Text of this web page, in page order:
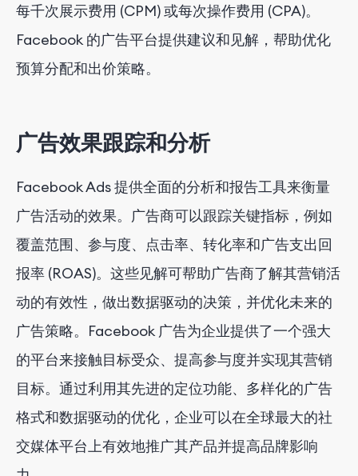
每千次展示费用 (CPM) 或每次操作费用 (CPA)。
Facebook 的广告平台提供建议和见解，帮助优化
预算分配和出价策略。
广告效果跟踪和分析
Facebook Ads 提供全面的分析和报告工具来衡量
广告活动的效果。广告商可以跟踪关键指标，例如
覆盖范围、参与度、点击率、转化率和广告支出回
报率 (ROAS)。这些见解可帮助广告商了解其营销活
动的有效性，做出数据驱动的决策，并优化未来的
广告策略。Facebook 广告为企业提供了一个强大
的平台来接触目标受众、提高参与度并实现其营销
目标。通过利用其先进的定位功能、多样化的广告
格式和数据驱动的优化，企业可以在全球最大的社
交媒体平台上有效地推广其产品并提高品牌影响